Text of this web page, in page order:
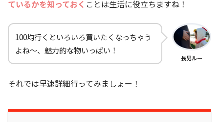
ているかを知っておく ことは生活に役立ちますね！
100均行くといろいろ買いたくなっちゃう
よね～、魅力的な物いっぱい！
長男ルー
それでは早速詳細行ってみましょー！